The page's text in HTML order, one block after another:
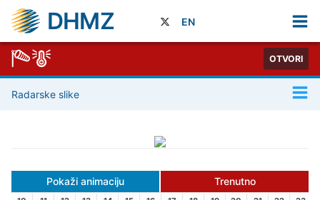
DHMZ EN
OTVORI
Radarske slike
Pokaži animaciju Trenutno